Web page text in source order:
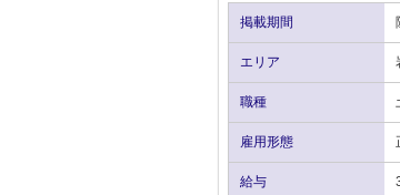
掲載期間
エリア
職種
雇用形態
給与